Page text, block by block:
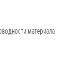
материала